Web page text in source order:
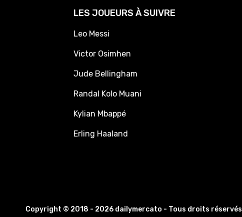
LES JOUEURS À SUIVRE
Leo Messi
Victor Osimhen
Jude Bellingham
Randal Kolo Muani
Kylian Mbappé
Erling Haaland
Copyright © 2018 - 2026 dailymercato - Tous droits réservés